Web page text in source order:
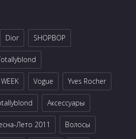
Dior SHOPBOP
Vogue Yves Rocher
Аксессуары
Лето 2011 Волосы